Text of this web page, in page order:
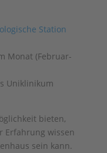
Monat (Februar-
Uniklinikum
bieten,
Erfahrung wissen
sein kann.